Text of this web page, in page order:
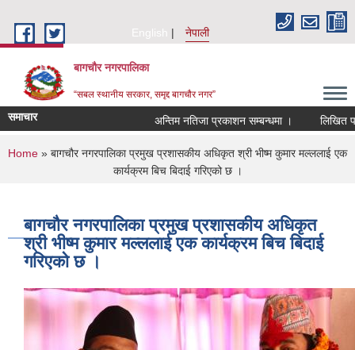
English
नेपाली
बागचौर नगरपालिका
“सबल स्थानीय सरकार, समृद्द बागचौर नगर”
समाचार अन्तिम नतिजा प्रकाशन सम्बन्धमा । लिखित
You are here
Home » बागचौर नगरपालिका प्रमुख प्रशासकीय अधिकृत श्री भीष्म कुमार मल्ललाई एक
कार्यक्रम बिच बिदाई गरिएको छ ।
बागचौर नगरपालिका प्रमुख प्रशासकीय अधिकृत
श्री भीष्म कुमार मल्ललाई एक कार्यक्रम बिच बिदाई
गरिएको छ ।